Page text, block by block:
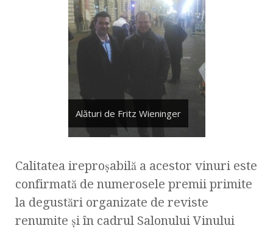
Alături de Fritz Wieninger
Calitatea ireproşabilă a acestor vinuri este
confirmată de numerosele premii primite
la degustări organizate de reviste
renumite şi în cadrul Salonului Vinului